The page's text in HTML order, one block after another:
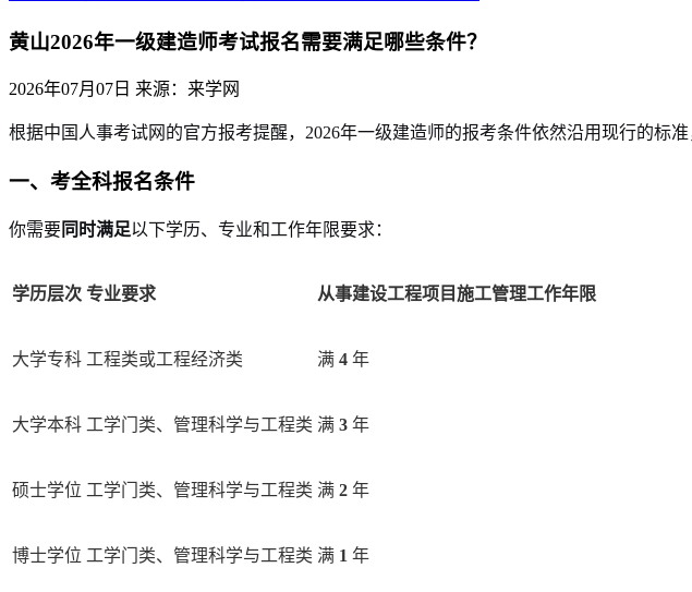
黄山2026年一级建造师考试报名需要满足哪些条件？
2026年07月07日 来源：来学网
根据中国人事考试网的官方报考提醒，2026年一级建造师的报考条件依然沿用现行的标
一、考全科报名条件
你需要同时满足以下学历、专业和工作年限要求：
学历层次 专业要求 从事建设工程项目施工管理工作年限
大学专科 工程类或工程经济类 满 4 年
大学本科 工学门类、管理科学与工程类 满 3 年
硕士学位 工学门类、管理科学与工程类 满 2 年
博士学位 工学门类、管理科学与工程类 满 1 年